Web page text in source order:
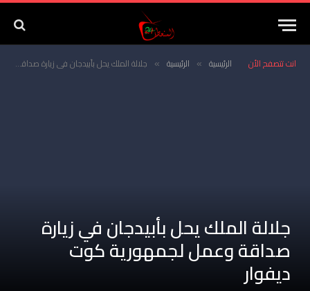
انت تتصفح الأن الرئيسية » الرئيسية » جلالة الملك يحل بأبيدجان في زيارة صداقة وعمل لجمهورية كوت ديفوار
جلالة الملك يحل بأبيدجان في زيارة
صداقة وعمل لجمهورية كوت
ديفوار